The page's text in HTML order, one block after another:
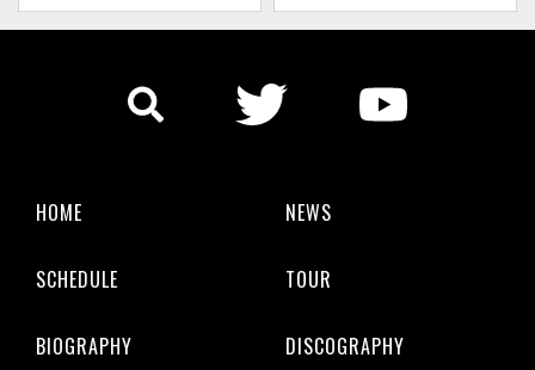
HOME NEWS
SCHEDULE TOUR
BIOGRAPHY DISCOGRAPHY